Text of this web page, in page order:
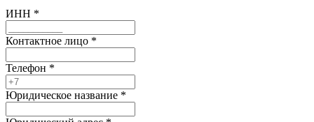
ИНН *
Контактное лицо *
Телефон *
Юридическое название *